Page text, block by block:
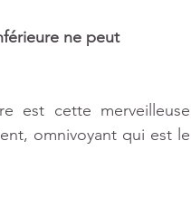
ne peut
est cette merveilleuse
omnivoyant qui est le